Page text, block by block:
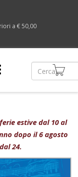
a € 50,00
estive dal 10 al
dopo il 6 agosto
24.